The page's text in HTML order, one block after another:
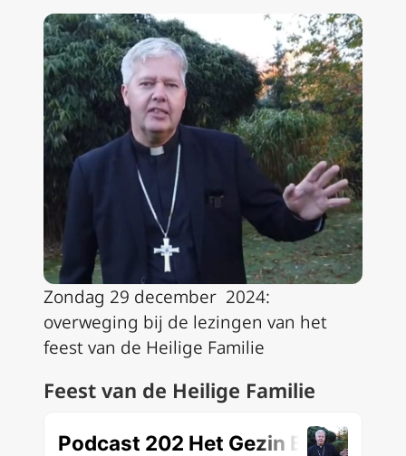
Zondag 29 december 2024:
overweging bij de lezingen van het
feest van de Heilige Familie
Feest van de Heilige Familie